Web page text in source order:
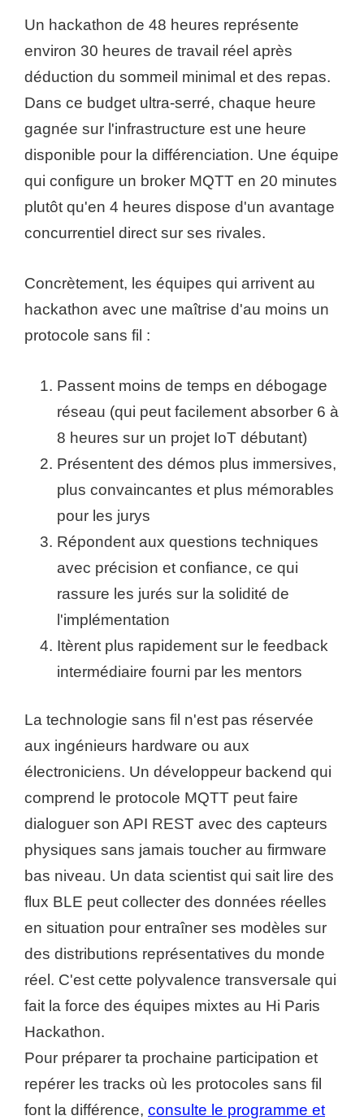
Un hackathon de 48 heures représente
environ 30 heures de travail réel après
déduction du sommeil minimal et des repas.
Dans ce budget ultra-serré, chaque heure
gagnée sur l'infrastructure est une heure
disponible pour la différenciation. Une équipe
qui configure un broker MQTT en 20 minutes
plutôt qu'en 4 heures dispose d'un avantage
concurrentiel direct sur ses rivales.
Concrètement, les équipes qui arrivent au
hackathon avec une maîtrise d'au moins un
protocole sans fil :
Passent moins de temps en débogage
réseau (qui peut facilement absorber 6 à
8 heures sur un projet IoT débutant)
Présentent des démos plus immersives,
plus convaincantes et plus mémorables
pour les jurys
Répondent aux questions techniques
avec précision et confiance, ce qui
rassure les jurés sur la solidité de
l'implémentation
Itèrent plus rapidement sur le feedback
intermédiaire fourni par les mentors
La technologie sans fil n'est pas réservée
aux ingénieurs hardware ou aux
électroniciens. Un développeur backend qui
comprend le protocole MQTT peut faire
dialoguer son API REST avec des capteurs
physiques sans jamais toucher au firmware
bas niveau. Un data scientist qui sait lire des
flux BLE peut collecter des données réelles
en situation pour entraîner ses modèles sur
des distributions représentatives du monde
réel. C'est cette polyvalence transversale qui
fait la force des équipes mixtes au Hi Paris
Hackathon.
Pour préparer ta prochaine participation et
repérer les tracks où les protocoles sans fil
font la différence, consulte le programme et